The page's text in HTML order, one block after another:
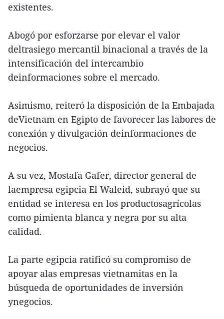
existentes.
Abogó por esforzarse por elevar el valor
deltrasiego mercantil binacional a través de la
intensificación del intercambio
deinformaciones sobre el mercado.
Asimismo, reiteró la disposición de la Embajada
deVietnam en Egipto de favorecer las labores de
conexión y divulgación deinformaciones de
negocios.
A su vez, Mostafa Gafer, director general de
laempresa egipcia El Waleid, subrayó que su
entidad se interesa en los productosagrícolas
como pimienta blanca y negra por su alta
calidad.
La parte egipcia ratificó su compromiso de
apoyar alas empresas vietnamitas en la
búsqueda de oportunidades de inversión
ynegocios.